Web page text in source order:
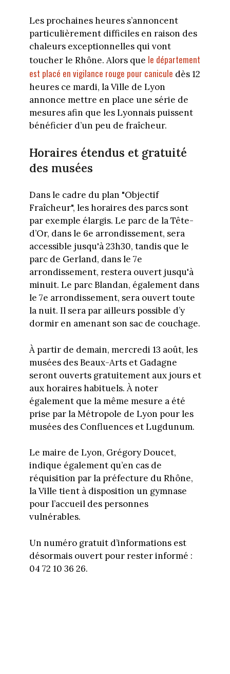
Les prochaines heures s’annoncent
particulièrement difficiles en raison des
chaleurs exceptionnelles qui vont
toucher le Rhône. Alors que le département
est placé en vigilance rouge pour canicule dès 12
heures ce mardi, la Ville de Lyon
annonce mettre en place une série de
mesures afin que les Lyonnais puissent
bénéficier d’un peu de fraîcheur.
Horaires étendus et gratuité
des musées
Dans le cadre du plan "Objectif
Fraîcheur", les horaires des parcs sont
par exemple élargis. Le parc de la Tête-
d’Or, dans le 6e arrondissement, sera
accessible jusqu'à 23h30, tandis que le
parc de Gerland, dans le 7e
arrondissement, restera ouvert jusqu'à
minuit. Le parc Blandan, également dans
le 7e arrondissement, sera ouvert toute
la nuit. Il sera par ailleurs possible d’y
dormir en amenant son sac de couchage.
À partir de demain, mercredi 13 août, les
musées des Beaux-Arts et Gadagne
seront ouverts gratuitement aux jours et
aux horaires habituels. À noter
également que la même mesure a été
prise par la Métropole de Lyon pour les
musées des Confluences et Lugdunum.
Le maire de Lyon, Grégory Doucet,
indique également qu’en cas de
réquisition par la préfecture du Rhône,
la Ville tient à disposition un gymnase
pour l’accueil des personnes
vulnérables.
Un numéro gratuit d’informations est
désormais ouvert pour rester informé :
04 72 10 36 26.